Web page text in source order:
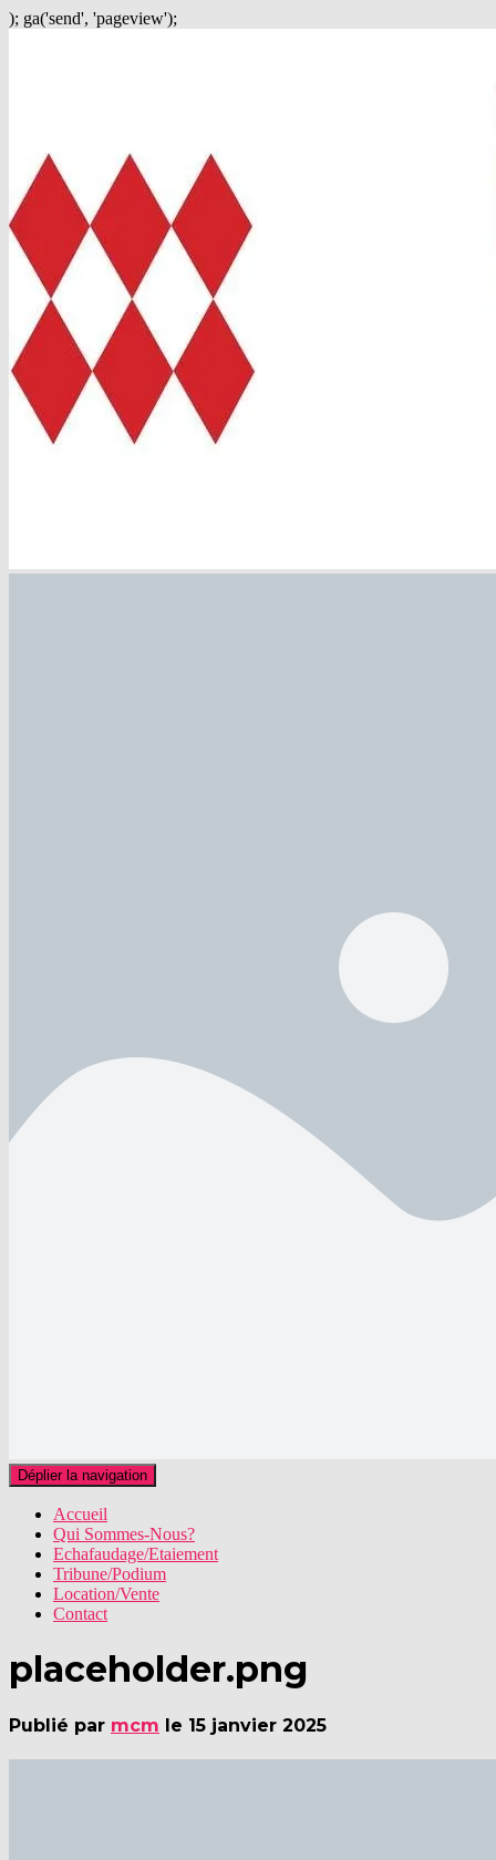
); ga('send', 'pageview');
Déplier la navigation
Accueil
Qui Sommes-Nous?
Echafaudage/Etaiement
Tribune/Podium
Location/Vente
Contact
placeholder.png
Publié par mcm le 15 janvier 2025